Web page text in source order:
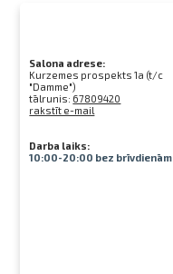
Salona adrese:
Kurzemes prospekts 1a (t/c
"Damme")
tālrunis: 67809420
rakstīt e-mail
Darba laiks:
10:00-20:00 bez brīvdienām